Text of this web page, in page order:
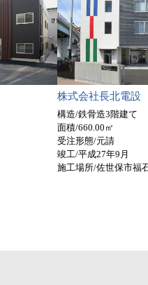
株式会社長北電
構造/鉄骨造3階建て
面積/660.00㎡
受注形態/元請
竣工/平成27年9月
施工場所/佐世保市福